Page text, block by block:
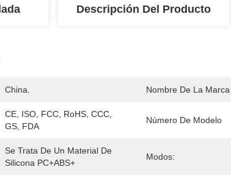
Descripción Del Producto
China. Nombre De La Marca
CE, ISO, FCC, RoHS, CCC,
GS, FDA
Número De Modelo
Se Trata De Un Material De
Silicona PC+ABS+
Modos: